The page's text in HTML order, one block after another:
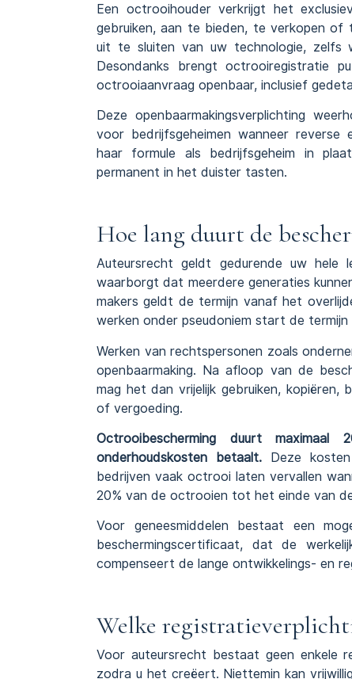
Een octrooihouder verkrijgt het
gebruiken, aan te bieden, te verkopen
uit te sluiten van uw technologie, zelfs
Desondanks brengt octrooiregistratie
octrooiaanvraag openbaar, inclusief
Deze openbaarmakingsverplichting
voor bedrijfsgeheimen wanneer reverse
haar formule als bedrijfsgeheim in
permanent in het duister tasten.
Hoe lang duurt de
Auteursrecht geldt gedurende uw hele
waarborgt dat meerdere generaties
makers geldt de termijn vanaf het
werken onder pseudoniem start de
Werken van rechtspersonen zoals
openbaarmaking. Na afloop van de
mag het dan vrijelijk gebruiken, kopiëren,
of vergoeding.
Octrooibescherming duurt
onderhoudskosten betaalt. Deze
bedrijven vaak octrooi laten vervallen
20% van de octrooien tot het einde van
Voor geneesmiddelen bestaat een
beschermingscertificaat, dat de
compenseert de lange ontwikkelings- en
Welke
Voor auteursrecht bestaat geen enkele
zodra u het creëert. Niettemin kan